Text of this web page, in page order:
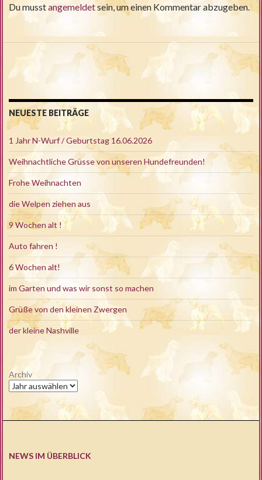
Du musstangemeldetsein, um einen Kommentar abzugeben.
NEUESTE BEITRÄGE
1 Jahr N-Wurf / Geburtstag 16.06.2026
Weihnachtliche Grüsse von unseren Hundefreunden!
Frohe Weihnachten
die Welpen ziehen aus
9 Wochen alt !
Auto fahren !
6 Wochen alt!
im Garten und was wir sonst so machen
Grüße von den kleinen Zwergen
der kleine Nashville
Archiv
NEWS IM ÜBERBLICK